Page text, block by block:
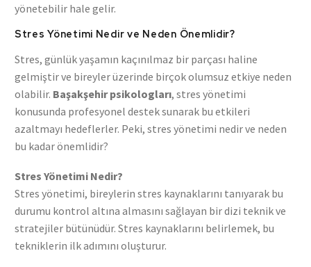
yönetebilir hale gelir.
Stres Yönetimi Nedir ve Neden Önemlidir?
Stres, günlük yaşamın kaçınılmaz bir parçası haline
gelmiştir ve bireyler üzerinde birçok olumsuz etkiye neden
olabilir. Başakşehir psikologları, stres yönetimi
konusunda profesyonel destek sunarak bu etkileri
azaltmayı hedeflerler. Peki, stres yönetimi nedir ve neden
bu kadar önemlidir?
Stres Yönetimi Nedir?
Stres yönetimi, bireylerin stres kaynaklarını tanıyarak bu
durumu kontrol altına almasını sağlayan bir dizi teknik ve
stratejiler bütünüdür. Stres kaynaklarını belirlemek, bu
tekniklerin ilk adımını oluşturur.